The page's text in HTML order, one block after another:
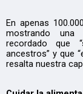
En apenas
mostrando una
recordado que
ancestros” y que
resalta nuestra